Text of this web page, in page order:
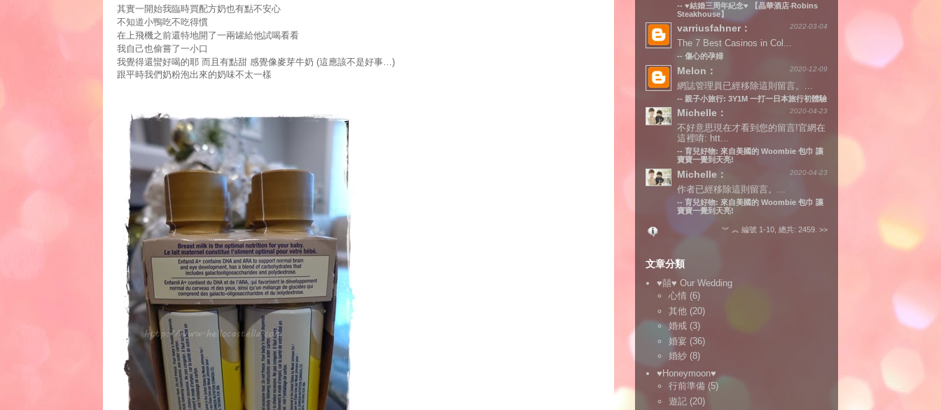
其實一開始我臨時買配方奶也有點不安心
不知道小鴨吃不吃得慣
在上飛機之前還特地開了一兩罐給他試喝看看
我自己也偷嘗了一小口
我覺得還蠻好喝的耶 而且有點甜 感覺像麥芽牛奶 (這應該不是好事…)
跟平時我們奶粉泡出來的奶味不太一樣
-- ♥結婚三周年紀念♥ 【晶華酒店‧Robins
Steakhouse】
2022-03-04
varriusfahner：
The 7 Best Casinos in Col...
-- 傷心的孕婦
2020-12-09
Melon：
網誌管理員已經移除這則留言。...
-- 親子小旅行: 3Y1M 一打一日本旅行初體驗
2020-04-23
Michelle：
不好意思現在才看到您的留言!官網在
這裡唷: htt...
-- 育兒好物: 來自美國的 Woombie 包巾 讓
寶寶一覺到天亮!
2020-04-23
Michelle：
作者已經移除這則留言。...
-- 育兒好物: 來自美國的 Woombie 包巾 讓
寶寶一覺到天亮!
︾ ︽ 編號 1-10, 總共: 2459. >>
文章分類
♥囍♥ Our Wedding
心情 (6)
其他 (20)
婚戒 (3)
婚宴 (36)
婚紗 (8)
♥Honeymoon♥
行前準備 (5)
遊記 (20)